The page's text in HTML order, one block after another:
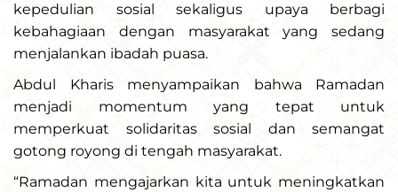
kepedulian sosial sekaligus upaya berbagi
kebahagiaan dengan masyarakat yang sedang
menjalankan ibadah puasa.
Abdul Kharis menyampaikan bahwa Ramadan
menjadi momentum yang tepat untuk
memperkuat solidaritas sosial dan semangat
gotong royong di tengah masyarakat.
“Ramadan mengajarkan kita untuk meningkatkan